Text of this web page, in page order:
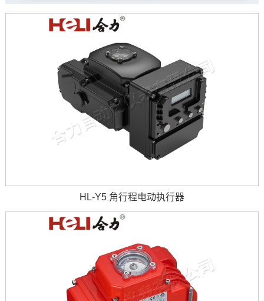
HL-Y5 角行程电动执行器